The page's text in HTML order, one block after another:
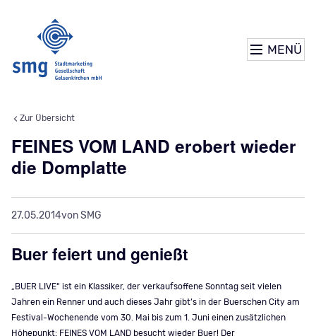
MENÜ
FEINES VOM LAND erobert wieder
die Domplatte
27.05.2014von SMG
Buer feiert und genießt
„BUER LIVE“ ist ein Klassiker, der verkaufsoffene Sonntag seit vielen
Jahren ein Renner und auch dieses Jahr gibt’s in der Buerschen City am
Festival-Wochenende vom 30. Mai bis zum 1. Juni einen zusätzlichen
Höhepunkt: FEINES VOM LAND besucht wieder Buer! Der
Zur Übersicht